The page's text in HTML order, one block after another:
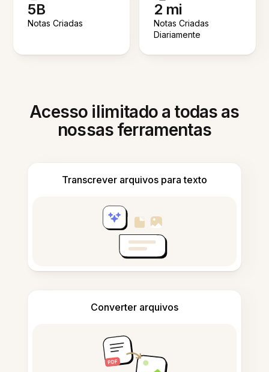
5B
Notas Criadas
2 mi
Notas Criadas
Diariamente
Acesso ilimitado a todas as
nossas ferramentas
Transcrever arquivos para texto
Converter arquivos